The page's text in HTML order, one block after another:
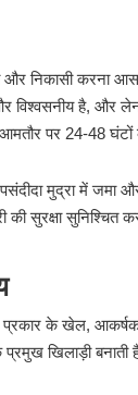
निकासी करना
विश्वसनीय है, और
पर 24-48 घंटों
मुद्रा में जमा
की सुरक्षा सुनिश्चित
के खेल,
प्रमुख खिलाड़ी